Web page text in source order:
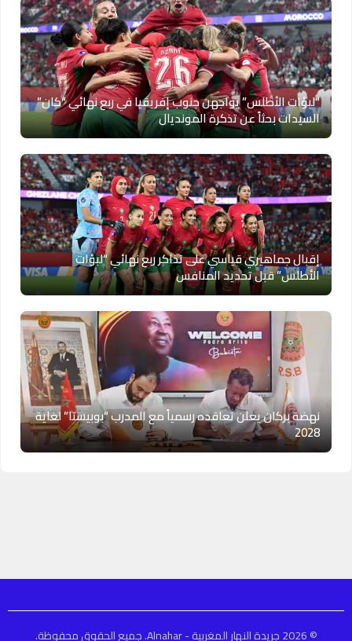
“لبؤات الأطلس” يواجهن جنوب إفريقيا في ربع نهائي “كان”
السيدات بحثاً عن تذكرة المونديال
إقبال جماهيري قياسي على تذاكر ربع نهائي “لبؤات
الأطلس” قبل تحديد المنافس
نهضة بركان يعلن تعاقده رسمياً مع المدرب “بوبيستا” لغاية
2028
© 2026 جريدة النهار المغربية - Alnahar. جميع الحقوق محفوظة.